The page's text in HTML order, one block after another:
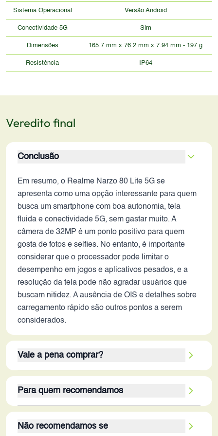
Sistema Operacional Versão Android
Conectividade 5G Sim
Dimensões 165.7 mm x 76.2 mm x 7.94 mm - 197 g
Resistência IP64
Veredito final
Conclusão
Em resumo, o Realme Narzo 80 Lite 5G se
apresenta como uma opção interessante para quem
busca um smartphone com boa autonomia, tela
fluida e conectividade 5G, sem gastar muito. A
câmera de 32MP é um ponto positivo para quem
gosta de fotos e selfies. No entanto, é importante
considerar que o processador pode limitar o
desempenho em jogos e aplicativos pesados, e a
resolução da tela pode não agradar usuários que
buscam nitidez. A ausência de OIS e detalhes sobre
carregamento rápido são outros pontos a serem
considerados.
Vale a pena comprar?
a pena para o público certo. Se o foco principal for a
bateria de longa duração, tela com taxa de
aparelho entrega o que promete. A câmera de
Para quem recomendamos
priorizam a duração da bateria e a fluidez da tela
Não recomendamos se